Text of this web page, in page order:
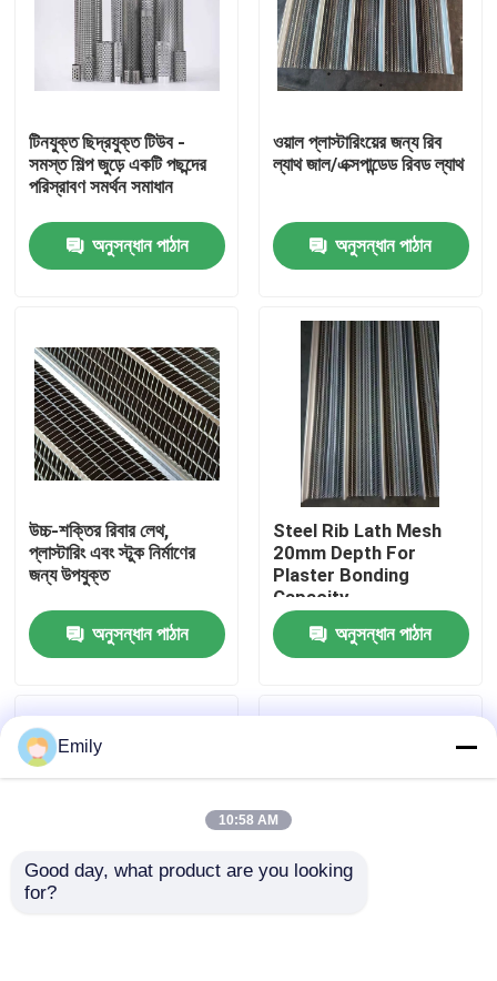
পণ্য
আমাদের সম্বন্ধে
কারখানা পরিদর্শন
গুণমান নিয়ন্ত্রণ
খবর
প্রসারিত ধাতু তারের জাল
টিনযুক্ত ছিদ্রযুক্ত টিউব -
সমস্ত শিল্প জুড়ে একটি পছন্দের
পরিস্রাবণ সমর্থন সমাধান
অনুসন্ধান পাঠান
ওয়াল প্লাস্টারিংয়ের জন্য রিব
ল্যাথ জাল/এক্সপান্ডেড রিবড ল্যাথ
অনুসন্ধান পাঠান
উচ্চ-শক্তির রিবার লেথ,
প্লাস্টারিং এবং স্টুক নির্মাণের
জন্য উপযুক্ত
অনুসন্ধান পাঠান
Steel Rib Lath Mesh
20mm Depth For
Plaster Bonding
Capacity
অনুসন্ধান পাঠান
Emily
10:58 AM
Good day, what product are you looking
for?